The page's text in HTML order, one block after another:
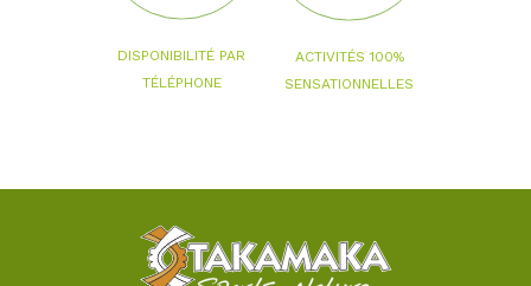
DISPONIBILITÉ PAR
TÉLÉPHONE
ACTIVITÉS 100%
SENSATIONNELLES